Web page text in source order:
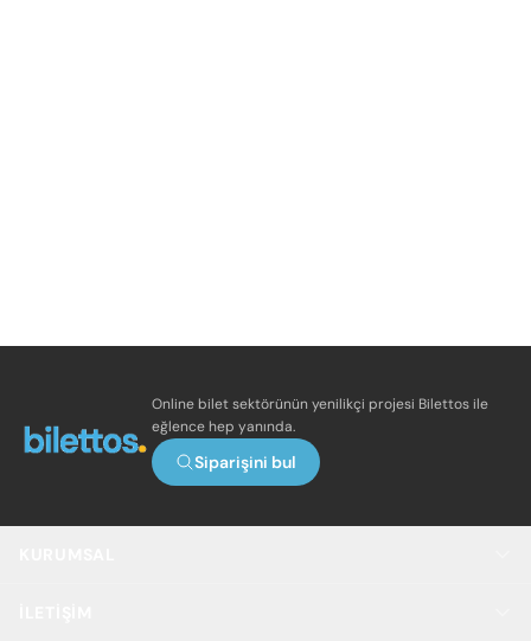
Online bilet sektörünün yenilikçi projesi Bilettos ile
eğlence hep yanında.
Siparişini bul